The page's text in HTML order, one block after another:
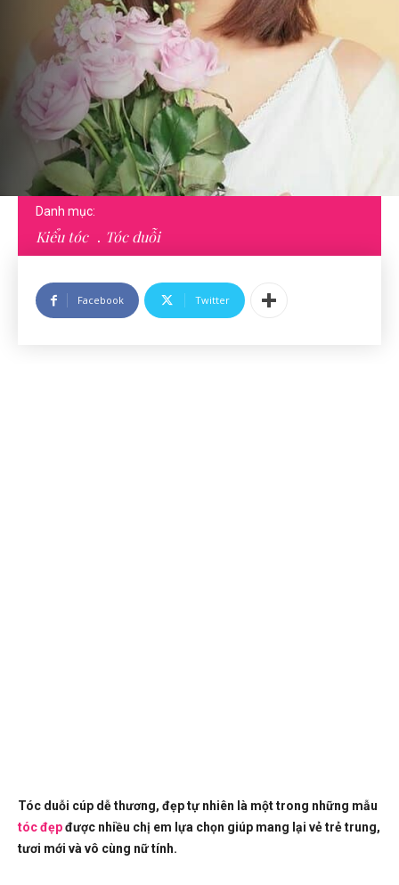
Danh mục:
Kiểu tóc Tóc duỗi
Facebook Twitter
Tóc duỗi cúp dễ thương, đẹp tự nhiên là một trong những mẫu
tóc đẹpđược nhiều chị em lựa chọn giúp mang lại vẻ trẻ trung,
tươi mới và vô cùng nữ tính.